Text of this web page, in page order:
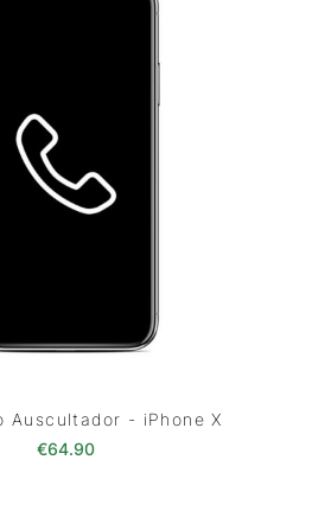
Auscultador - iPhone X
€64.90